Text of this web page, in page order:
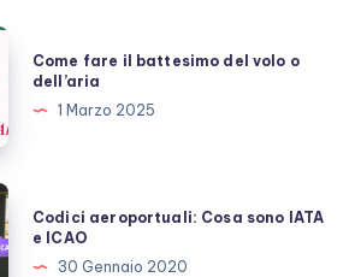
Come fare il battesimo del volo o
dell’aria
1 Marzo 2025
Codici aeroportuali: Cosa sono IATA
e ICAO
30 Gennaio 2020